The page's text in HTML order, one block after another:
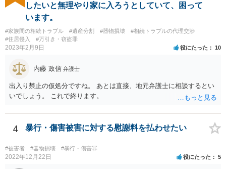
したいと無理やり家に入ろうとしていて、困って
います。
#家族間の相続トラブル #遺産分割 #器物損壊
#相続トラブルの代理交渉
#住居侵入
#万引き・窃盗罪
2023年2月9日 役にたった 10
内藤 政信 弁護士
出入り禁止の仮処分ですね。 あとは直接、地元弁護士に相談するとい
いでしょう。 これで終ります。
4 暴行・傷害被害に対する慰謝料を払わせたい
#被害者 #器物損壊 #暴行・傷害罪
2022年12月22日 役にたった 5